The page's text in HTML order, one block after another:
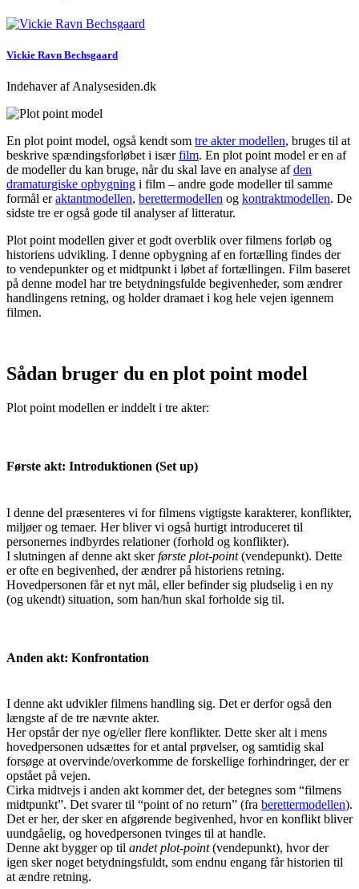
Vickie Ravn Bechsgaard
Indehaver af Analysesiden.dk
En plot point model, også kendt som tre akter modellen, bruges til at
beskrive spændingsforløbet i isærfilm. En plot point model er en af
de modeller du kan bruge, når du skal lave en analyse afden
dramaturgiske opbygning i film – andre gode modeller til samme
formål eraktantmodellen, berettermodellen og kontraktmodellen. De
sidste tre er også gode til analyser af litteratur.
Plot point modellen giver et godt overblik over filmens forløb og
historiens udvikling. I denne opbygning af en fortælling findes der
to vendepunkter og et midtpunkt i løbet af fortællingen. Film baseret
på denne model har tre betydningsfulde begivenheder, som ændrer
handlingens retning, og holder dramaet i kog hele vejen igennem
filmen.
Sådan bruger du en plot point model
Plot point modellen er inddelt i tre akter:
Første akt: Introduktionen (Set up)
I denne del præsenteres vi for filmens vigtigste karakterer, konflikter,
miljøer og temaer. Her bliver vi også hurtigt introduceret til
personernes indbyrdes relationer (forhold og konflikter).
I slutningen af denne akt skerførste plot-point(vendepunkt). Dette
er ofte en begivenhed, der ændrer på historiens retning.
Hovedpersonen får et nyt mål, eller befinder sig pludselig i en ny
(og ukendt) situation, som han/hun skal forholde sig til.
Anden akt: Konfrontation
I denne akt udvikler filmens handling sig. Det er derfor også den
længste af de tre nævnte akter.
Her opstår der nye og/eller flere konflikter. Dette sker alt i mens
hovedpersonen udsættes for et antal prøvelser, og samtidig skal
forsøge at overvinde/overkomme de forskellige forhindringer, der er
opstået på vejen.
Cirka midtvejs i anden akt kommer det, der betegnes som “filmens
midtpunkt”. Det svarer til “point of no return” (fra berettermodellen).
Det er her, der sker en afgørende begivenhed, hvor en konflikt bliver
uundgåelig, og hovedpersonen tvinges til at handle.
Denne akt bygger op til andet plot-point(vendepunkt), hvor der
igen sker noget betydningsfuldt, som endnu engang får historien til
at ændre retning.